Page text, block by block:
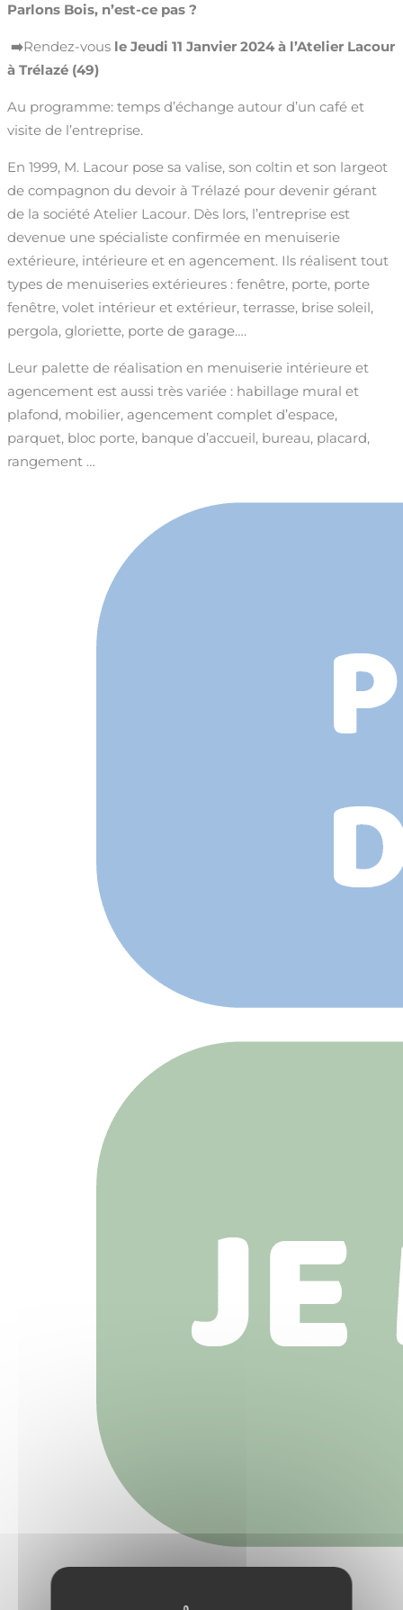
Parlons Bois, n’est-ce pas ?
➡️Rendez-vous le Jeudi 11 Janvier 2024 à l’Atelier Lacour
à Trélazé (49)
Au programme: temps d’échange autour d’un café et
visite de l’entreprise.
En 1999, M. Lacour pose sa valise, son coltin et son largeot
de compagnon du devoir à Trélazé pour devenir gérant
de la société Atelier Lacour. Dès lors, l’entreprise est
devenue une spécialiste confirmée en menuiserie
extérieure, intérieure et en agencement. Ils réalisent tout
types de menuiseries extérieures : fenêtre, porte, porte
fenêtre, volet intérieur et extérieur, terrasse, brise soleil,
pergola, gloriette, porte de garage….
Leur palette de réalisation en menuiserie intérieure et
agencement est aussi très variée : habillage mural et
plafond, mobilier, agencement complet d’espace,
parquet, bloc porte, banque d’accueil, bureau, placard,
rangement …